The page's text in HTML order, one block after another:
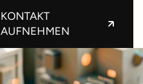
KONTAKT
AUFNEHMEN